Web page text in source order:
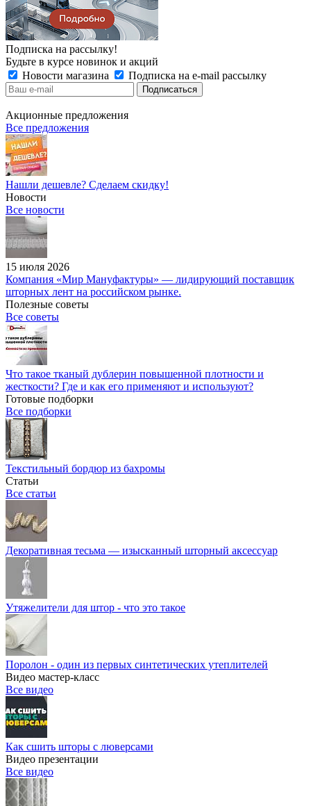
Подписка на рассылку!
Будьте в курсе новинок и акций
Новости магазина
Подписка на e-mail рассылку
Акционные предложения
Все предложения
Нашли дешевле? Сделаем скидку!
Новости
Все новости
15 июля 2026
Компания «Мир Мануфактуры» — лидирующий поставщик
шторных лент на российском рынке.
Полезные советы
Все советы
Что такое тканый дублерин повышенной плотности и
жесткости? Где и как его применяют и используют?
Готовые подборки
Все подборки
Текстильный бордюр из бахромы
Статьи
Все статьи
Декоративная тесьма — изысканный шторный аксессуар
Утяжелители для штор - что это такое
Поролон - один из первых синтетических утеплителей
Видео мастер-класс
Все видео
Как сшить шторы с люверсами
Видео презентации
Все видео